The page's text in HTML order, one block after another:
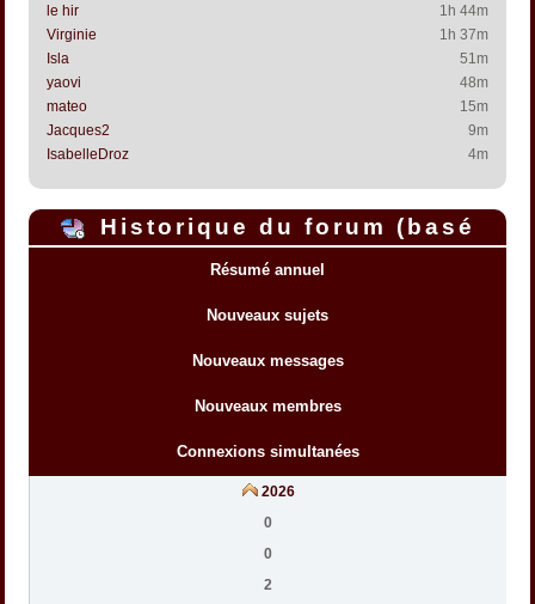
le hir
1h 44m
Virginie
1h 37m
Isla
51m
yaovi
48m
mateo
15m
Jacques2
9m
IsabelleDroz
4m
Historique du forum (basé
sur l'heure interne du forum)
Résumé annuel
Nouveaux sujets
Nouveaux messages
Nouveaux membres
Connexions simultanées
2026
0
0
2